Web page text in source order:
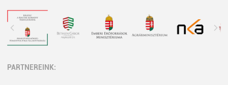
PARTNEREINK: